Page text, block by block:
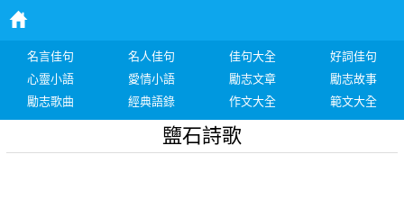
名言佳句 名人佳句 佳句大全
好詞佳句
心靈小語
愛情小語 勵志文章
勵志故事
勵志歌曲
經典語錄 作文大全 範文大全
鹽石詩歌